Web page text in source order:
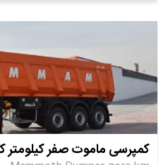
کمپرسی ماموت صفر کیلومتر کد STCO-MA-0036